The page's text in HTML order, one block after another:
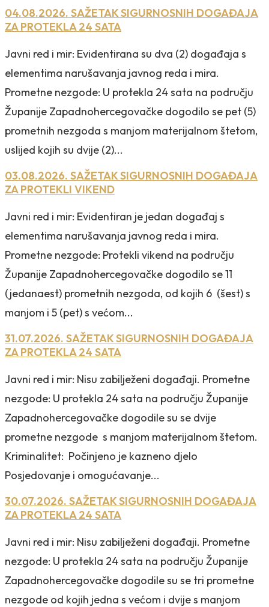
04.08.2026. SAŽETAK SIGURNOSNIH DOGAĐAJA
ZA PROTEKLA 24 SATA
Javni red i mir: Evidentirana su dva (2) događaja s
elementima narušavanja javnog reda i mira.
Prometne nezgode: U protekla 24 sata na području
Županije Zapadnohercegovačke dogodilo se pet (5)
prometnih nezgoda s manjom materijalnom štetom,
uslijed kojih su dvije (2)...
03.08.2026. SAŽETAK SIGURNOSNIH DOGAĐAJA
ZA PROTEKLI VIKEND
Javni red i mir: Evidentiran je jedan događaj s
elementima narušavanja javnog reda i mira.
Prometne nezgode: Protekli vikend na području
Županije Zapadnohercegovačke dogodilo se 11
(jedanaest) prometnih nezgoda, od kojih 6 (šest) s
manjom i 5 (pet) s većom...
31.07.2026. SAŽETAK SIGURNOSNIH DOGAĐAJA
ZA PROTEKLA 24 SATA
Javni red i mir: Nisu zabilježeni događaji. Prometne
nezgode: U protekla 24 sata na području Županije
Zapadnohercegovačke dogodile su se dvije
prometne nezgode s manjom materijalnom štetom.
Kriminalitet: Počinjeno je kazneno djelo
Posjedovanje i omogućavanje...
30.07.2026. SAŽETAK SIGURNOSNIH DOGAĐAJA
ZA PROTEKLA 24 SATA
Javni red i mir: Nisu zabilježeni događaji. Prometne
nezgode: U protekla 24 sata na području Županije
Zapadnohercegovačke dogodile su se tri prometne
nezgode od kojih jedna s većom i dvije s manjom